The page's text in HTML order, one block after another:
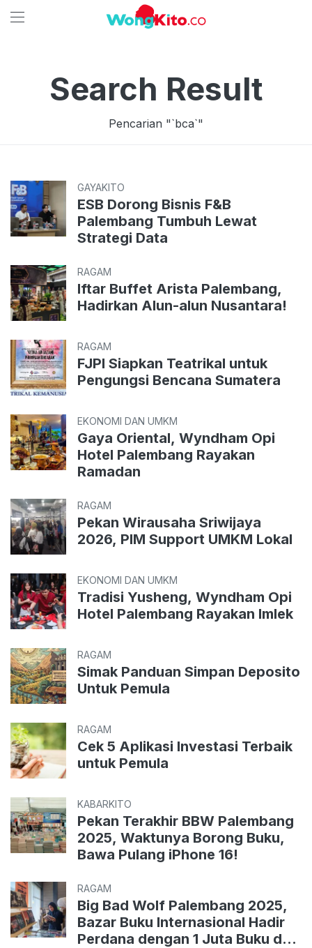
Search Result
Pencarian "`bca`"
GAYAKITO
ESB Dorong Bisnis F&B
Palembang Tumbuh Lewat
Strategi Data
RAGAM
Iftar Buffet Arista Palembang,
Hadirkan Alun-alun Nusantara!
RAGAM
FJPI Siapkan Teatrikal untuk
Pengungsi Bencana Sumatera
EKONOMI DAN UMKM
Gaya Oriental, Wyndham Opi
Hotel Palembang Rayakan
Ramadan
RAGAM
Pekan Wirausaha Sriwijaya
2026, PIM Support UMKM Lokal
EKONOMI DAN UMKM
Tradisi Yusheng, Wyndham Opi
Hotel Palembang Rayakan Imlek
RAGAM
Simak Panduan Simpan Deposito
Untuk Pemula
RAGAM
Cek 5 Aplikasi Investasi Terbaik
untuk Pemula
KABARKITO
Pekan Terakhir BBW Palembang
2025, Waktunya Borong Buku,
Bawa Pulang iPhone 16!
RAGAM
Big Bad Wolf Palembang 2025,
Bazar Buku Internasional Hadir
Perdana dengan 1 Juta Buku dan